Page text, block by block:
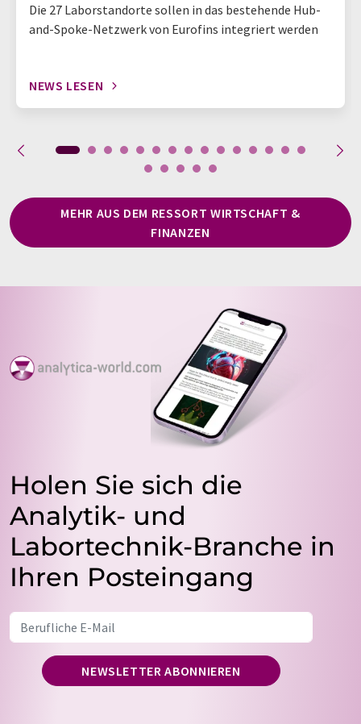
Die 27 Laborstandorte sollen in das bestehende Hub-
and-Spoke-Netzwerk von Eurofins integriert werden
NEWS LESEN
MEHR AUS DEM RESSORT WIRTSCHAFT &
FINANZEN
Holen Sie sich die
Analytik- und
Labortechnik-Branche in
Ihren Posteingang
NEWSLETTER ABONNIEREN